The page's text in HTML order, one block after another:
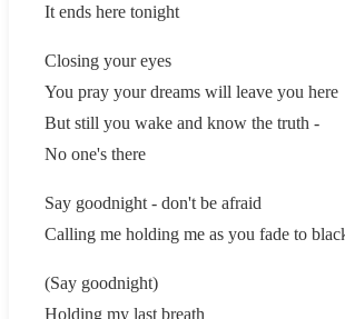
It ends here tonight
Closing your eyes
You pray your dreams will leave you here
But still you wake and know the truth -
No one's there
Say goodnight - don't be afraid
Calling me holding me as you fade to
(Say goodnight)
Holding my last breath